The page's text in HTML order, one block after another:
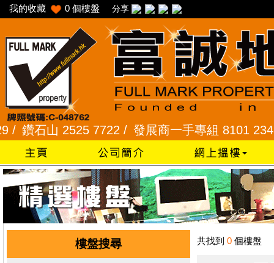
我的收藏 0 個樓盤 分享
石山 2525 7722 /發展商一手專組 8101 2345 /
樓盤搜尋 共找到 0 個樓盤